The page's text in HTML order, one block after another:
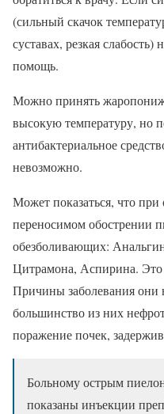
(сильный скачок
суставах, резкая
помощь.
Можно принять
высокую температуру, но
антибактериальное
невозможно.
Может показаться, что
переносимом обострении
обезболивающих:
Цитрамона, Аспирина. Это
Причины заболевания они
большинство из них
поражение почек,
Больному острым
показаны инъекции